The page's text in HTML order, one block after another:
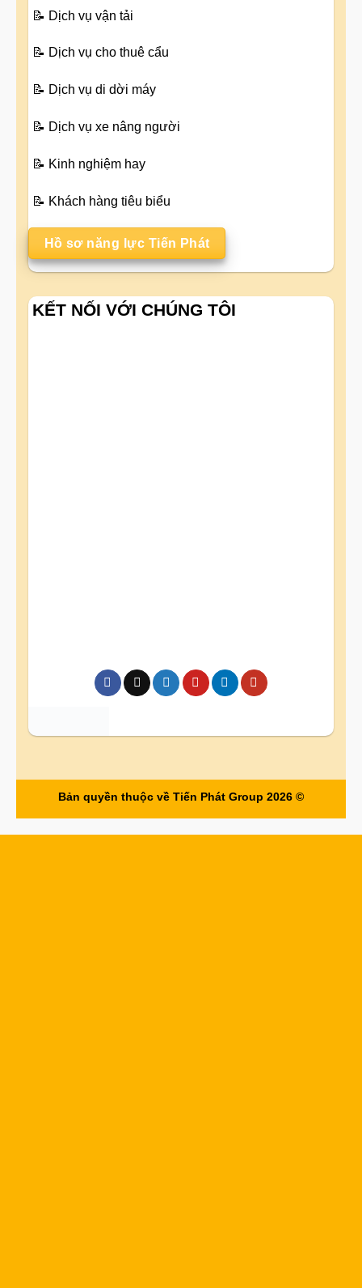
📝 Dịch vụ vận tải
📝 Dịch vụ cho thuê cẩu
📝 Dịch vụ di dời máy
📝 Dịch vụ xe nâng người
📝 Kinh nghiệm hay
📝 Khách hàng tiêu biểu
Hồ sơ năng lực Tiến Phát
KẾT NỐI VỚI CHÚNG TÔI
Bản quyền thuộc về Tiến Phát Group 2026 ©